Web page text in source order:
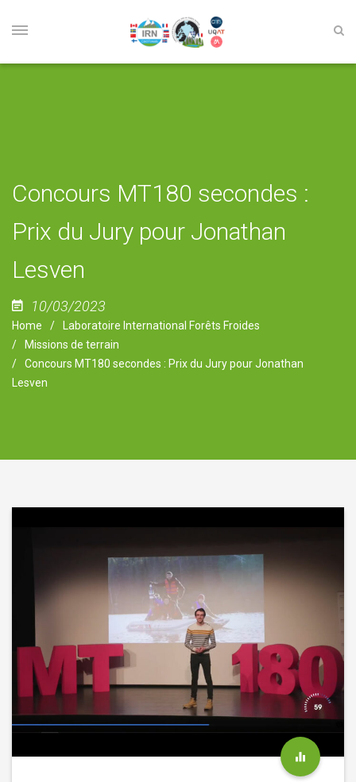
Concours MT180 secondes :
Prix du Jury pour Jonathan
Lesven
10/03/2023
Home
Laboratoire International Forêts Froides
Missions de terrain
Concours MT180 secondes : Prix du Jury pour Jonathan
Lesven